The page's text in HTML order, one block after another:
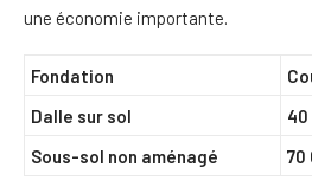
une économie importante.
Fondation
Dalle sur sol
40
Sous-sol non aménagé
70